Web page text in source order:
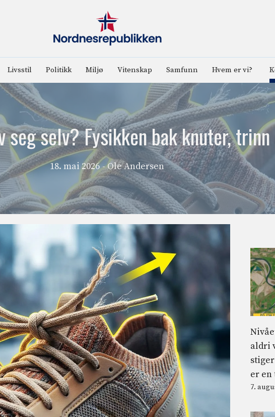
Livsstil Politikk Miljø Vitenskap Samfunn Hvem er vi?
selv? Fysikken bak knuter,
18. mai 2026 - Ole Andersen
aldri
er en
7.